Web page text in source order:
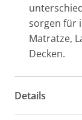
sorgen für
Matratze,
Decken.
Details